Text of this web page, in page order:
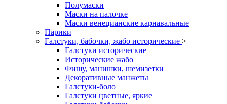
Полумаски
Маски на палочке
Маски венецианские карнавальные
Парики
Галстуки, бабочки, жабо исторические >
Галстуки исторические
Исторические жабо
Фишу, манишки, шемизетки
Декоративные манжеты
Галстуки-боло
Галстуки цветные, яркие